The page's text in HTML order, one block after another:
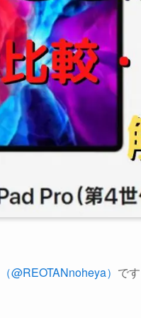
（@REOTANnoheya） で